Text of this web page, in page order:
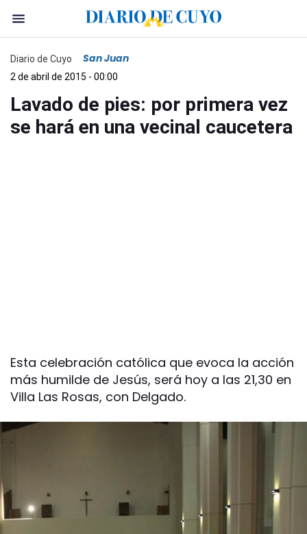
Diario de Cuyo San Juan
2 de abril de 2015 - 00:00
Lavado de pies: por primera vez
se hará en una vecinal caucetera
Esta celebración católica que evoca la acción
más humilde de Jesús, será hoy a las 21,30 en
Villa Las Rosas, con Delgado.